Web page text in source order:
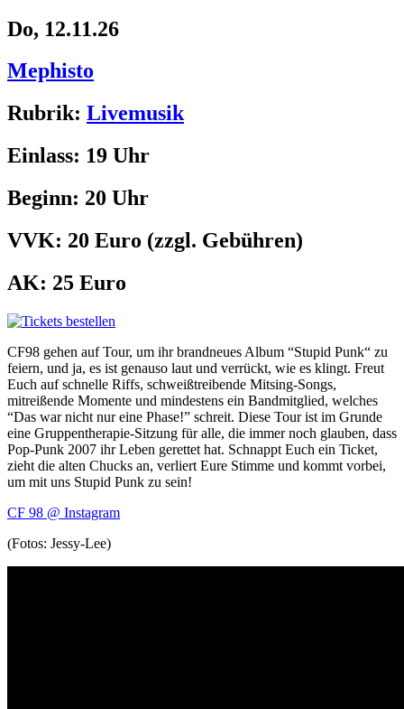
Do, 12.11.26
Mephisto
Rubrik: Livemusik
Einlass: 19 Uhr
Beginn: 20 Uhr
VVK: 20 Euro (zzgl. Gebühren)
AK: 25 Euro
CF98 gehen auf Tour, um ihr brandneues Album “Stupid Punk“ zu
feiern, und ja, es ist genauso laut und verrückt, wie es klingt. Freut
Euch auf schnelle Riffs, schweißtreibende Mitsing-Songs,
mitreißende Momente und mindestens ein Bandmitglied, welches
“Das war nicht nur eine Phase!” schreit. Diese Tour ist im Grunde
eine Gruppentherapie-Sitzung für alle, die immer noch glauben, dass
Pop-Punk 2007 ihr Leben gerettet hat. Schnappt Euch ein Ticket,
zieht die alten Chucks an, verliert Eure Stimme und kommt vorbei,
um mit uns Stupid Punk zu sein!
CF 98 @ Instagram
(Fotos: Jessy-Lee)